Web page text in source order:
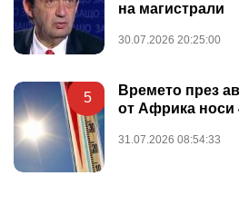
на магистрали
30.07.2026 20:25:00
5
Времето през
от Африка носи
31.07.2026 08:54:33